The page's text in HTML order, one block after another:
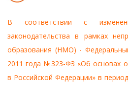
В соответствии с
законодательства в рамках
образования (НМО) -
2011 года №323-ФЗ «Об основах
в Российской Федерации» в